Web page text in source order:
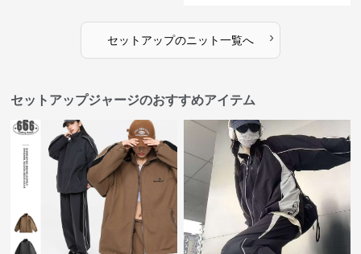
セットアップのニット一覧へ ›
セットアップジャージのおすすめアイテム